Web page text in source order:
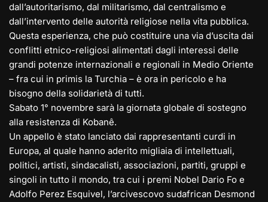
dall’autoritarismo, dal militarismo, dal centralismo e
dall’intervento delle autorità religiose nella vita pubblica.
Questa esperienza, che può costituire una via d’uscita dai
conflitti etnico-religiosi alimentati dagli interessi delle
grandi potenze internazionali e regionali in Medio Oriente
– fra cui in primis la Turchia – è ora in pericolo e ha
bisogno della solidarietà di tutti.
Sabato 1° novembre sarà la giornata globale di sostegno
alla resistenza di Kobanê.
Un appello è stato lanciato dai rappresentanti curdi in
Europa, al quale hanno aderito migliaia di intellettuali,
politici, artisti, sindacalisti, associazioni, partiti, gruppi e
singoli in tutto il mondo, tra cui i premi Nobel Dario Fo e
Adolfo Perez Esquivel, l’arcivescovo sudafrican Desmond